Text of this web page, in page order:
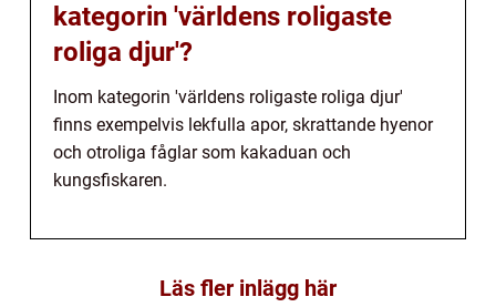
kategorin 'världens roligaste
roliga djur'?
Inom kategorin 'världens roligaste roliga djur'
finns exempelvis lekfulla apor, skrattande hyenor
och otroliga fåglar som kakaduan och
kungsfiskaren.
Läs fler inlägg här